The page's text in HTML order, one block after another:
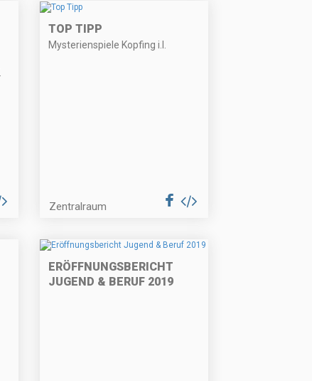
TOP TIPP
Mysterienspiele Kopfing i.I.
Zentralraum
ERÖFFNUNGSBERICHT
JUGEND & BERUF 2019